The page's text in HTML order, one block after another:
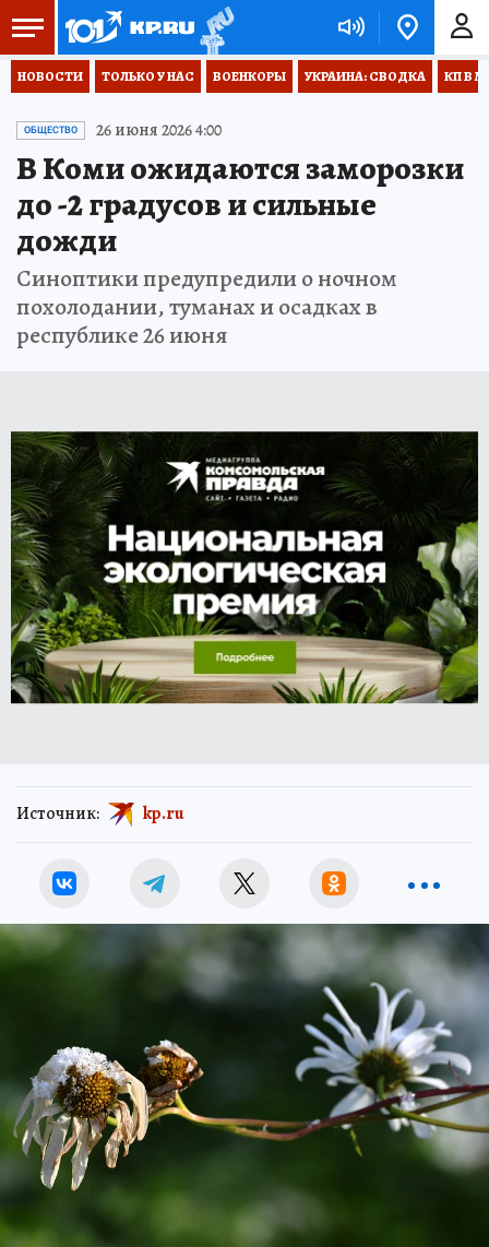
НОВОСТИ ТОЛЬКО У НАС ВОЕНКОРЫ УКРАИНА: СВОДКА КП В
ОБЩЕСТВО 26 июня 2026 4:00
В Коми ожидаются заморозки
до -2 градусов и сильные
дожди
Синоптики предупредили о ночном
похолодании, туманах и осадках в
республике 26 июня
Источник: kp.ru